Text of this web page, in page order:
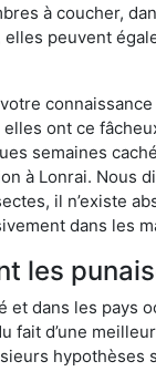
à coucher,
peuvent
ont ce
semaines
à Lonrai. Nous
il n’existe
dans les
les
et dans les pays
fait d’une
hypothèses